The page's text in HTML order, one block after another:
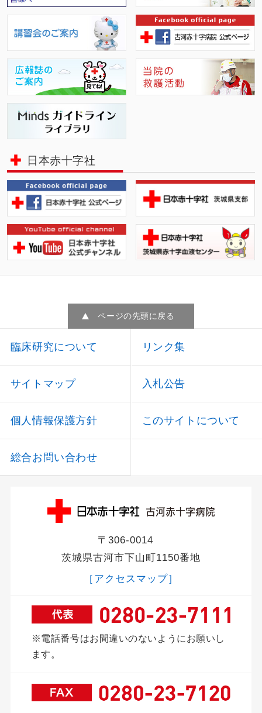
日本赤十字社
ページの先頭に戻る
臨床研究について リンク集
サイトマップ 入札公告
個人情報保護方針 このサイトについて
総合お問い合わせ
〒306-0014
茨城県古河市下山町1150番地
［アクセスマップ］
※電話番号はお間違いのないようにお願いし
ます。